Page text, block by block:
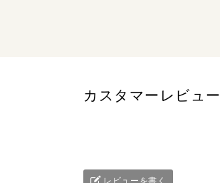
カスタマーレビュー
レビューを書く